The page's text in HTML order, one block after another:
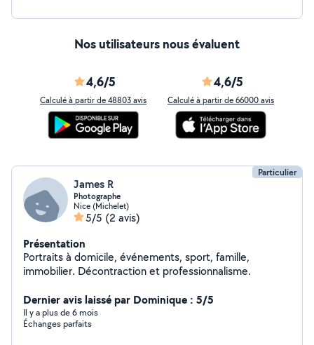
Nos utilisateurs nous évaluent
4,6/5
Calculé à partir de 48803 avis
4,6/5
Calculé à partir de 66000 avis
Particulier
James R
Photographe
Nice (Michelet)
5/5 (2 avis)
Présentation
Portraits à domicile, événements, sport, famille,
immobilier. Décontraction et professionnalisme.
Dernier avis laissé par Dominique : 5/5
Il y a plus de 6 mois
Échanges parfaits